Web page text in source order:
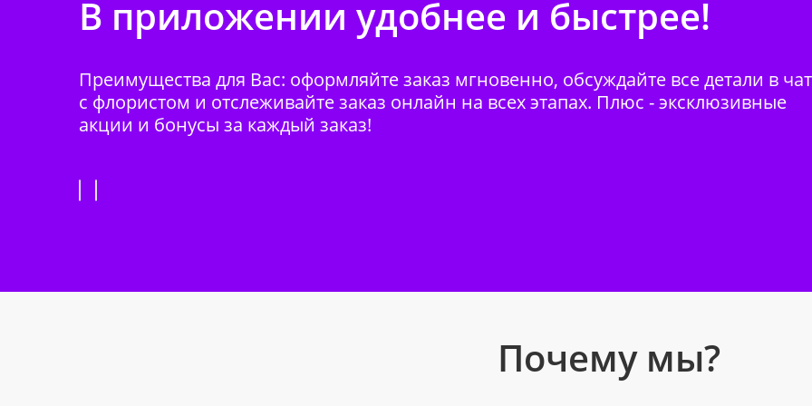
В приложении удобнее и быстрее!
Преимущества для Вас: оформляйте заказ мгновенно, обсуждайте все детали в
с флористом и отслеживайте заказ онлайн на всех этапах. Плюс - эксклюзивные
акции и бонусы за каждый заказ!
Почему мы?